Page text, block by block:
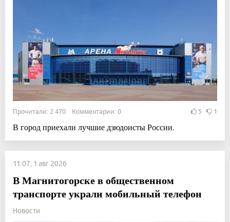
Прочитали: 2 470 Комментарии: 0 5 1
В город приехали лучшие дзюдоисты России.
11:07, 1 авг 2026
В Магнитогорске в общественном
транспорте украли мобильный телефон
Новости